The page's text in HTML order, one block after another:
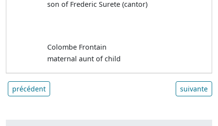
son of Frederic Surete (cantor)
Colombe Frontain
maternal aunt of child
précédent suivante